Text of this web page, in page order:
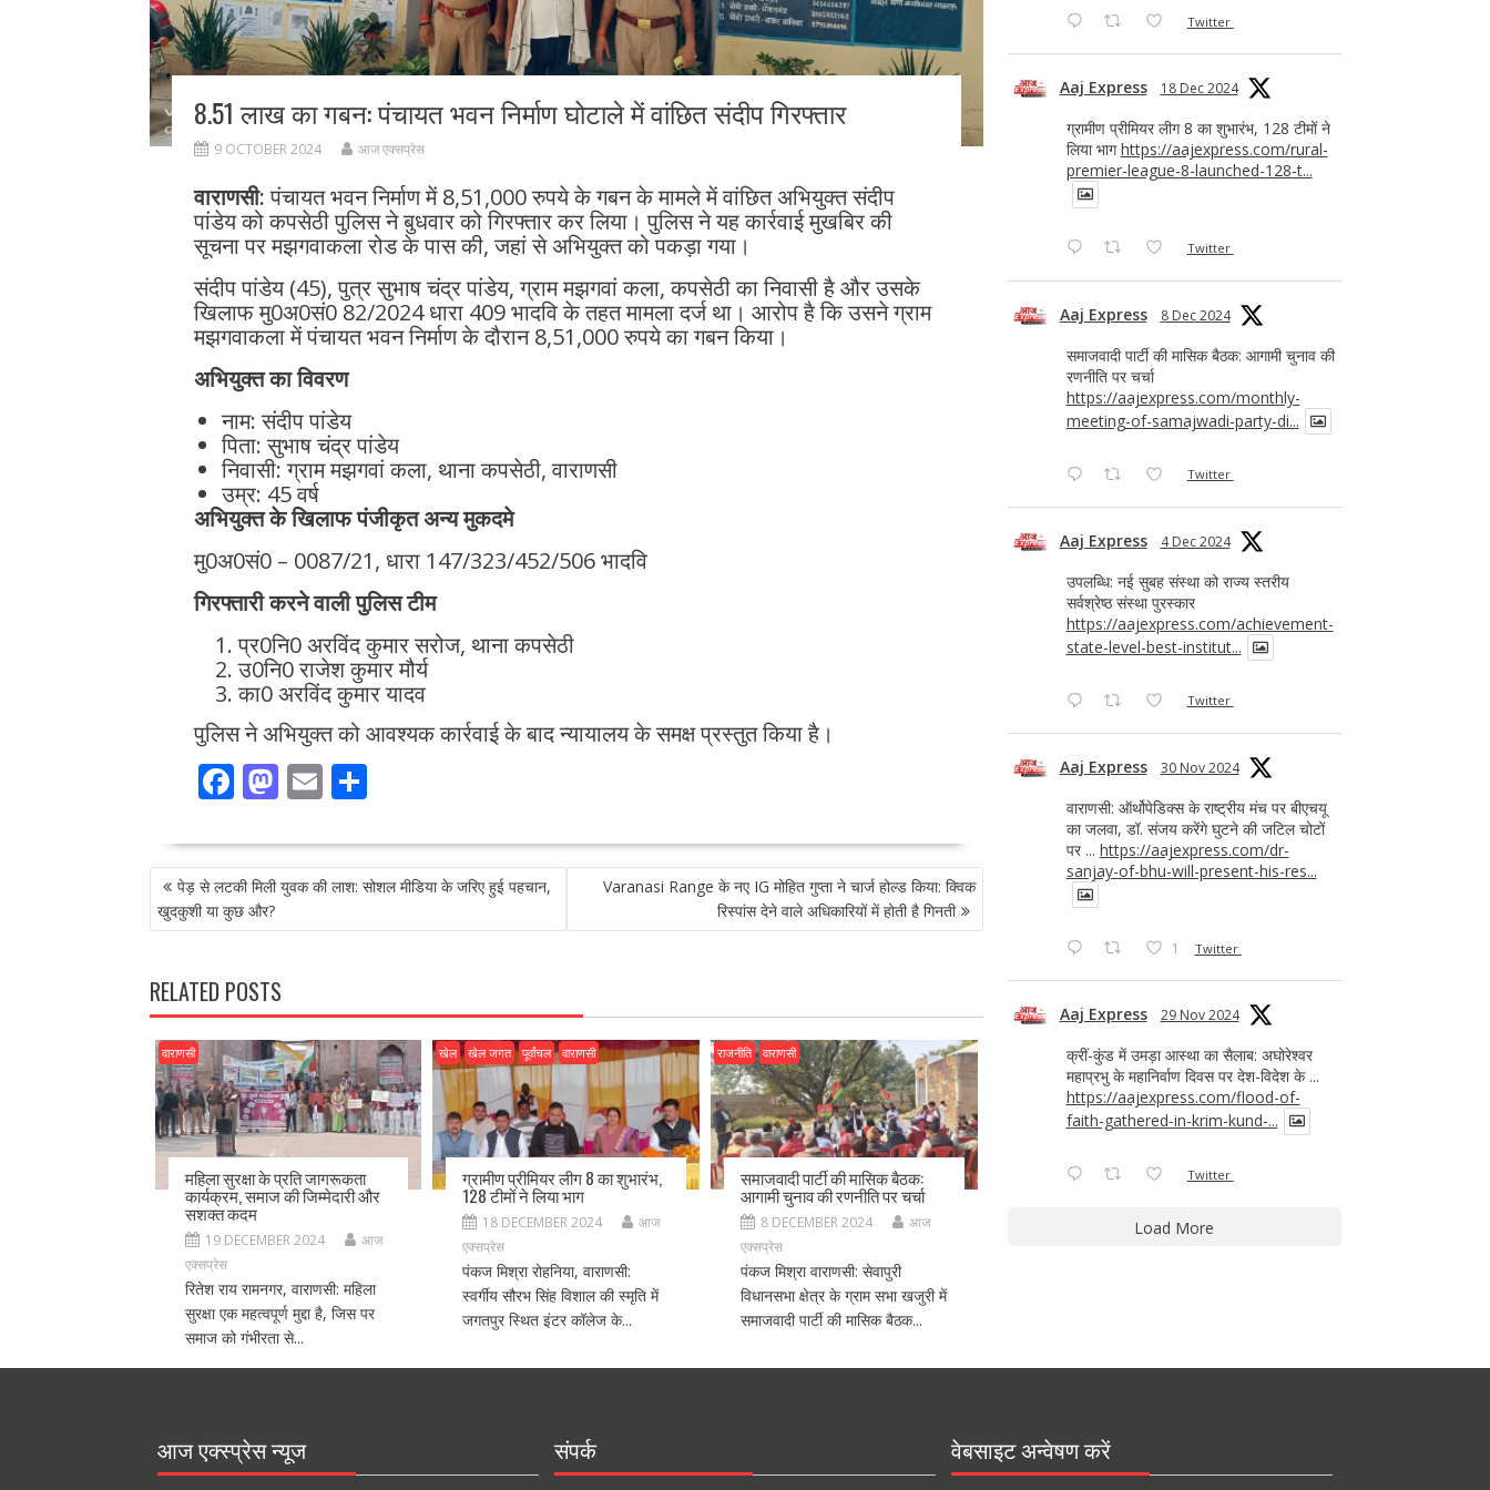
8.51 लाख का गबन: पंचायत भवन निर्माण घोटाले में वांछित संदीप गिरफ्तार
9 OCTOBER 2024 आज एक्सप्रेस
वाराणसी:पंचायत भवन निर्माण में 8,51,000 रुपये के गबन के मामले में वांछित अभियुक्त संदीप
पांडेय को कपसेठी पुलिस ने बुधवार को गिरफ्तार कर लिया। पुलिस ने यह कार्रवाई मुखबिर की
सूचना पर मझगवाकला रोड के पास की, जहां से अभियुक्त को पकड़ा गया।
संदीप पांडेय (45), पुत्र सुभाष चंद्र पांडेय, ग्राम मझगवां कला, कपसेठी का निवासी है और उसके
खिलाफ मु0अ0सं0 82/2024 धारा 409 भादवि के तहत मामला दर्ज था। आरोप है कि उसने ग्राम
मझगवाकला में पंचायत भवन निर्माण के दौरान 8,51,000 रुपये का गबन किया।
अभियुक्त का विवरण
नाम: संदीप पांडेय
पिता: सुभाष चंद्र पांडेय
निवासी: ग्राम मझगवां कला, थाना कपसेठी, वाराणसी
उम्र: 45 वर्ष
अभियुक्त के खिलाफ पंजीकृत अन्य मुकदमे
मु0अ0सं0 – 0087/21, धारा 147/323/452/506 भादवि
गिरफ्तारी करने वाली पुलिस टीम
प्र0नि0 अरविंद कुमार सरोज, थाना कपसेठी
उ0नि0 राजेश कुमार मौर्य
का0 अरविंद कुमार यादव
पुलिस ने अभियुक्त को आवश्यक कार्रवाई के बाद न्यायालय के समक्ष प्रस्तुत किया है।
F
e
b
o
k
M
to
d
o
E
ai
l
S
ar
e
POST
NAVIGATION
पेड़ से लटकी मिली युवक की लाश: सोशल मीडिया के जरिए हुई पहचान,
खुदकुशी या कुछ और?
Varanasi Range के नए IG मोहित गुप्ता ने चार्ज होल्ड किया: क्विक
रिस्पांस देने वाले अधिकारियों में होती है गिनती
RELATED POSTS
वाराणसी
महिला सुरक्षा के प्रति जागरूकता
कार्यक्रम, समाज की जिम्मेदारी और
सशक्त कदम
19 DECEMBER 2024
आज
एक्सप्रेस
रितेश राय रामनगर, वाराणसी: महिला
सुरक्षा एक महत्वपूर्ण मुद्दा है, जिस पर
समाज को गंभीरता से...
खेल खेल जगत पूर्वांचल वाराणसी
ग्रामीण प्रीमियर लीग 8 का शुभारंभ,
128 टीमों ने लिया भाग
18 DECEMBER 2024
आज
एक्सप्रेस
पंकज मिश्रा रोहनिया, वाराणसी:
स्वर्गीय सौरभ सिंह विशाल की स्मृति में
जगतपुर स्थित इंटर कॉलेज के...
राजनीति वाराणसी
समाजवादी पार्टी की मासिक बैठक:
आगामी चुनाव की रणनीति पर चर्चा
8 DECEMBER 2024
आज
एक्सप्रेस
पंकज मिश्रा वाराणसी: सेवापुरी
विधानसभा क्षेत्र के ग्राम सभा खजुरी में
समाजवादी पार्टी की मासिक बैठक...
Twitter
Aaj Express 18 Dec 2024
ग्रामीण प्रीमियर लीग 8 का शुभारंभ, 128 टीमों ने
लिया भागhttps://aajexpress.com/rural-
premier-league-8-launched-128-t...
Twitter
Aaj Express 8 Dec 2024
समाजवादी पार्टी की मासिक बैठक: आगामी चुनाव की
रणनीति पर चर्चा
https://aajexpress.com/monthly-
meeting-of-samajwadi-party-di...
Twitter
Aaj Express 4 Dec 2024
उपलब्धि: नई सुबह संस्था को राज्य स्तरीय
सर्वश्रेष्ठ संस्था पुरस्कार
https://aajexpress.com/achievement-
state-level-best-institut...
Twitter
Aaj Express 30 Nov 2024
वाराणसी: ऑर्थोपेडिक्स के राष्ट्रीय मंच पर बीएचयू
का जलवा, डॉ. संजय करेंगे घुटने की जटिल चोटों
पर ... https://aajexpress.com/dr-
sanjay-of-bhu-will-present-his-res...
1 Twitter
Aaj Express 29 Nov 2024
क्रीं-कुंड में उमड़ा आस्था का सैलाब: अघोरेश्वर
महाप्रभु के महानिर्वाण दिवस पर देश-विदेश के ...
https://aajexpress.com/flood-of-
faith-gathered-in-krim-kund-...
Twitter
Load More
आज एक्स्प्रेस न्यूज संपर्क वेबसाइट अन्वेषण करें